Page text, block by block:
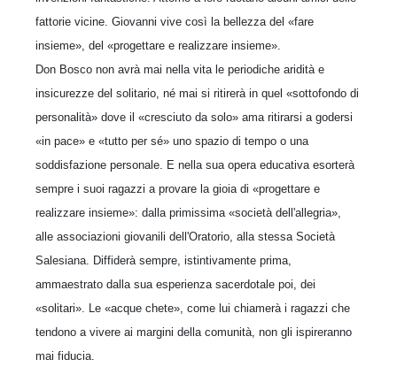
fattorie vicine. Giovanni vive così la bellezza del «fare
insieme», del «progettare e realizzare insieme».
Don Bosco non avrà mai nella vita le periodiche aridità e
insicurezze del solitario, né mai si ritirerà in quel «sottofondo di
personalità» dove il «cresciuto da solo» ama ritirarsi a godersi
«in pace» e «tutto per sé» uno spazio di tempo o una
soddisfazione personale. E nella sua opera educativa esorterà
sempre i suoi ra­gazzi a provare la gioia di «progettare e
realizzare insieme»: dalla primissima «società dell'allegria»,
alle associazioni giovanili dell'Oratorio, alla stessa So­cietà
Salesiana. Diffiderà sempre, istintivamente prima,
ammaestrato dalla sua esperienza sacerdotale poi, dei
«solitari». Le «acque chete», come lui chiamerà i ragazzi che
tendono a vivere ai margini della comunità, non gli ispireranno
mai fiducia.